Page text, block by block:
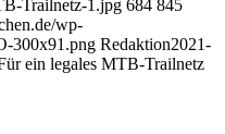
Trailnetz-1.jpg 684 845
wp-
300x91.png Redaktion2021-
ein legales MTB-Trailnetz